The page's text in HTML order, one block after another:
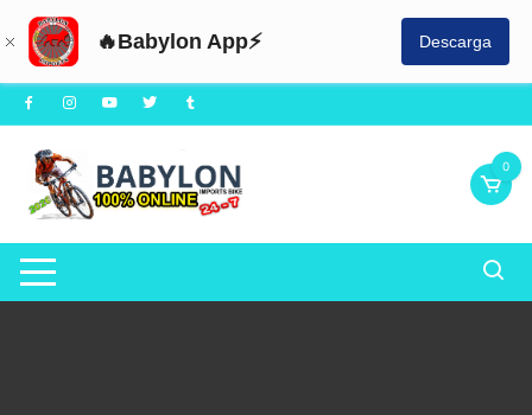
🔥Babylon App⚡ Descarga
Saltar
al
contenido
0